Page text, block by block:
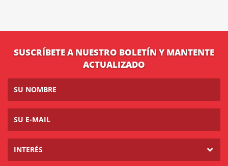
SUSCRÍBETE A NUESTRO BOLETÍN Y MANTENTE
ACTUALIZADO
INTERÉS